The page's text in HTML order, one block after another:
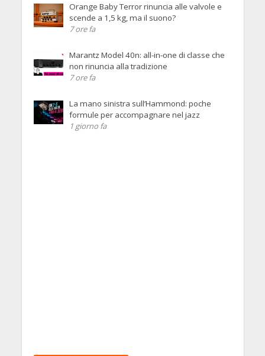
Orange Baby Terror rinuncia alle valvole e
scende a 1,5 kg, ma il suono?
7 ore fa
Marantz Model 40n: all-in-one di classe che
non rinuncia alla tradizione
7 ore fa
La mano sinistra sull’Hammond: poche
formule per accompagnare nel jazz
1 giorno fa